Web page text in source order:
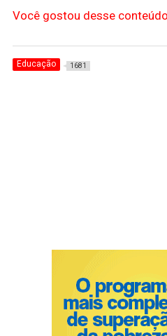
Você gostou desse
Educação 1681